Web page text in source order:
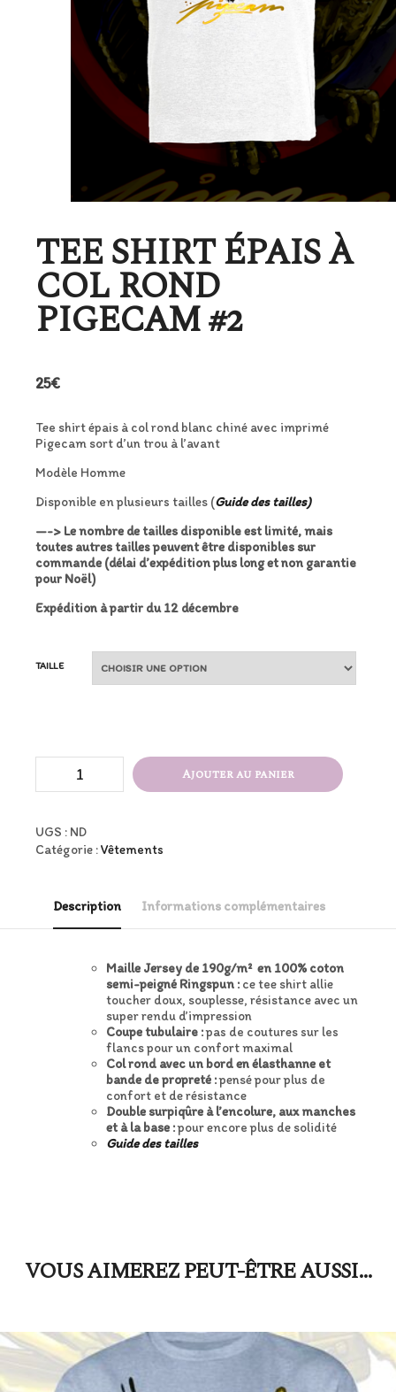
TEE SHIRT ÉPAIS À
COL ROND
PIGECAM #2
25€
Tee shirt épais à col rond blanc chiné avec imprimé
Pigecam sort d’un trou à l’avant
Modèle Homme
Disponible en plusieurs tailles (Guide des tailles)
—-> Le nombre de tailles disponible est limité, mais
toutes autres tailles peuvent être disponibles sur
commande (délai d’expédition plus long et non garantie
pour Noël)
Expédition à partir du 12 décembre
TAILLE
Tee
épais
à
Ajouter au panier
UGS : ND
Catégorie :Vêtements
Description Informations complémentaires
Maille Jersey de 190g/m² en 100% coton
semi-peigné Ringspun : ce tee shirt allie
toucher doux, souplesse, résistance avec un
super rendu d’impression
Coupe tubulaire :pas de coutures sur les
flancs pour un confort maximal
Col rond avec un bord en élasthanne et
bande de propreté :pensé pour plus de
confort et de résistance
Double surpiqûre à l’encolure, aux manches
et à la base :pour encore plus de solidité
Guide des tailles
VOUS AIMEREZ PEUT-ÊTRE AUSSI…